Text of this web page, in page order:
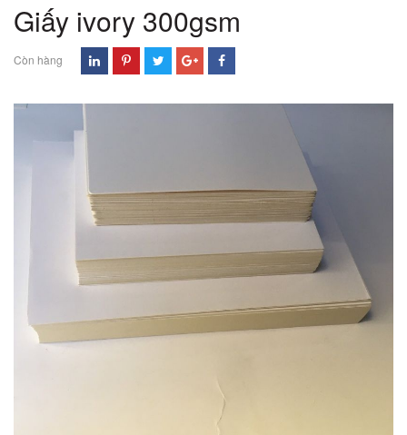
Giấy ivory 300gsm
Còn hàng